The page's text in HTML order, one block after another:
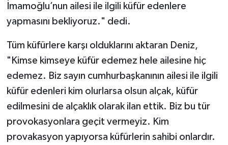
İmamoğlu’nun ailesi ile ilgili küfür edenlere
yapmasını bekliyoruz." dedi.
Tüm küfürlere karşı olduklarını aktaran Deniz,
"Kimse kimseye küfür edemez hele ailesine hiç
edemez. Biz sayın cumhurbaşkanının ailesi ile ilgili
küfür edenleri kim olurlarsa olsun alçak, küfür
edilmesini de alçaklık olarak ilan ettik. Biz bu tür
provokasyonlara geçit vermeyiz. Kim
provakasyon yapıyorsa küfürlerin sahibi onlardır.